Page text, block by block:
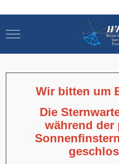
Mobile Menu Toggle
Wir bitten um
Die
während der